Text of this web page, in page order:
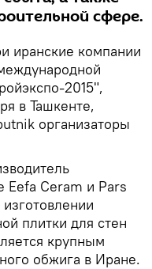
сфере.
иранские компании
2015",
в Ташкенте,
организаторы
Eefa Ceram и Pars
плитки для стен
крупным
обжига в Иране.